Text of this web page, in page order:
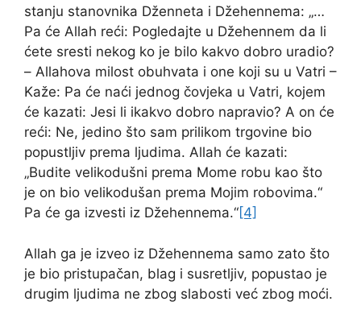
stanju stanovnika Dženneta i Džehennema: „…
Pa će Allah reći: Pogledajte u Džehennem da li
ćete sresti nekog ko je bilo kakvo dobro uradio?
– Allahova milost obuhvata i one koji su u Vatri –
Kaže: Pa će naći jednog čovjeka u Vatri, kojem
će kazati: Jesi li ikakvo dobro napravio? A on će
reći: Ne, jedino što sam prilikom trgovine bio
popustljiv prema ljudima. Allah će kazati:
„Budite velikodušni prema Mome robu kao što
je on bio velikodušan prema Mojim robovima.“
Pa će ga izvesti iz Džehennema.“[4]
Allah ga je izveo iz Džehennema samo zato što
je bio pristupačan, blag i susretljiv, popustao je
drugim ljudima ne zbog slabosti već zbog moći.